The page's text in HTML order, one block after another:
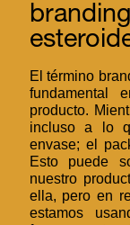
El término
fundamental
producto.
incluso a lo
envase; el
Esto puede
nuestro
ella, pero en
estamos